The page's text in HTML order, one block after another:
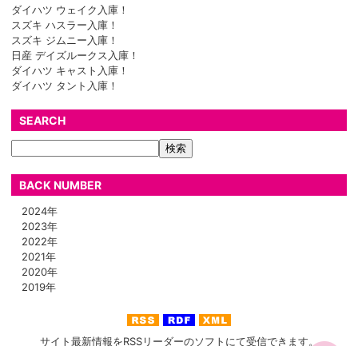
ダイハツ ウェイク入庫！
スズキ ハスラー入庫！
スズキ ジムニー入庫！
日産 デイズルークス入庫！
ダイハツ キャスト入庫！
ダイハツ タント入庫！
SEARCH
BACK NUMBER
2024年
2023年
2022年
2021年
2020年
2019年
サイト最新情報をRSSリーダーのソフトにて受信できます。